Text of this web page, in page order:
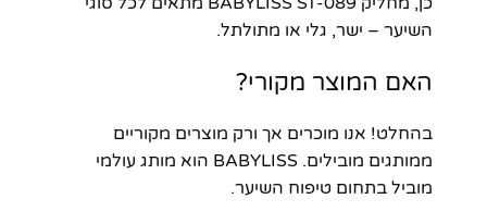
השיער – ישר, גלי או מתולתל.
האם המוצר מקורי?
בהחלט! אנו מוכרים אך ורק מוצרים מקוריים
ממותגים מובילים. BABYLISS הוא מותג עולמי
מוביל בתחום טיפוח השיער.